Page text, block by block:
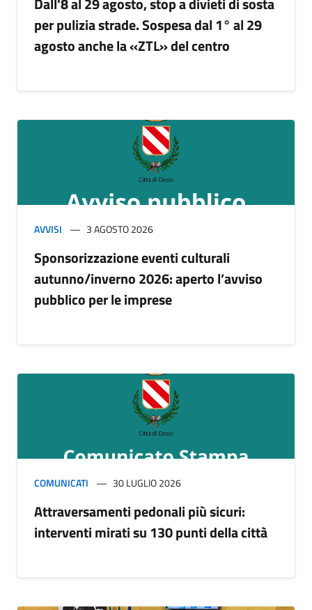
per pulizia strade. Sospesa dal 1° al 29
agosto anche la «ZTL» del centro
AVVISI 3 AGOSTO 2026
Sponsorizzazione eventi culturali
autunno/inverno 2026: aperto l’avviso
pubblico per le imprese
COMUNICATI 30 LUGLIO 2026
Attraversamenti pedonali più sicuri:
interventi mirati su 130 punti della città